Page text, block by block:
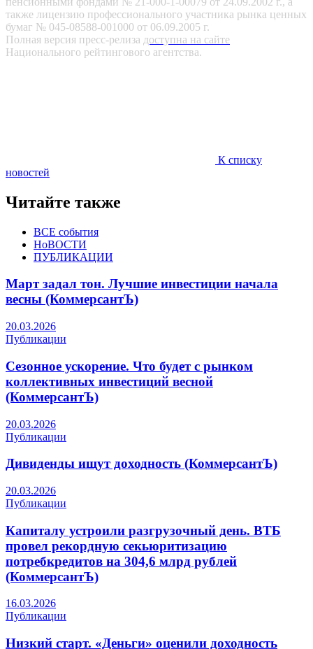
также лицензию профессионального участника рынка ценных
бумаг № 045-08588-001000 от 06.09.2005 г.
Полная версия пресс-релиза доступна на сайте
Национального рейтингового агентства.
К списку
новостей
Читайте также
ВСЕ события
НоВОСТИ
ПУБЛИКАЦИИ
Март задал тон. Лучшие инвестиции начала
весны (КоммерсантЪ)
20.03.2026
Публикации
Сезонное ускорение. Что будет с рынком
коллективных инвестиций весной
(КоммерсантЪ)
20.03.2026
Публикации
Дивиденды ищут доходность (КоммерсантЪ)
20.03.2026
Публикации
Капиталу устроили разгрузочный день. ВТБ
провел рекордную секьюритизацию
потребкредитов на 304,6 млрд рублей
(КоммерсантЪ)
16.03.2026
Публикации
Низкий старт. «Деньги» оценили доходность